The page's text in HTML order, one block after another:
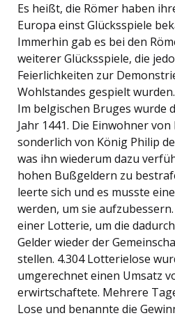
Es heißt, die Römer haben
Europa einst Glücksspiele
Immerhin gab es bei den
weiterer Glücksspiele, die
Feierlichkeiten zur
Wohlstandes gespielt wurden.
Im belgischen Bruges wurde
Jahr 1441. Die Einwohner
sonderlich von König Philip
was ihn wiederum dazu
hohen Bußgeldern zu
leerte sich und es musste
werden, um sie
einer Lotterie, um die
Gelder wieder der
stellen. 4.304 Lotterielose
umgerechnet einen Umsatz
erwirtschaftete. Mehrere
Lose und benannte die